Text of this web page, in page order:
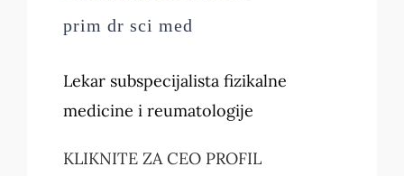
prim dr sci med
Lekar subspecijalista fizikalne
medicine i reumatologije
KLIKNITE ZA CEO PROFIL